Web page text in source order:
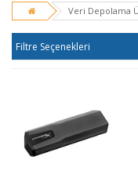
Veri Depolama
Filtre Seçenekleri